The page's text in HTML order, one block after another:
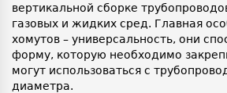
вертикальной сборке
газовых и жидких сред. Главная
хомутов – универсальность, они
форму, которую необходимо
могут использоваться с
диаметра.